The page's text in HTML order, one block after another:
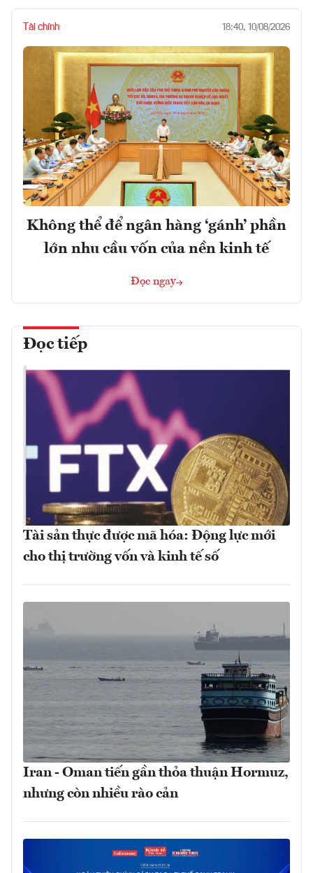
Tài chính 18:40, 10/08/2026
Không thể để ngân hàng ‘gánh’ phần
lớn nhu cầu vốn của nền kinh tế
Đọc ngay
Đọc tiếp
Tài sản thực được mã hóa: Động lực mới
cho thị trường vốn và kinh tế số
Iran - Oman tiến gần thỏa thuận Hormuz,
nhưng còn nhiều rào cản